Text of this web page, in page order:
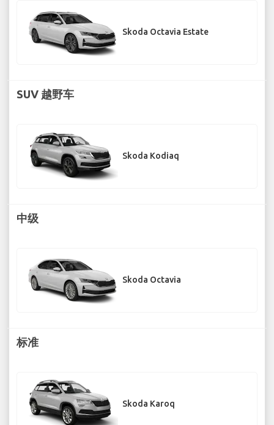
Skoda Octavia Estate
SUV 越野车
Skoda Kodiaq
中级
Skoda Octavia
标准
Skoda Karoq